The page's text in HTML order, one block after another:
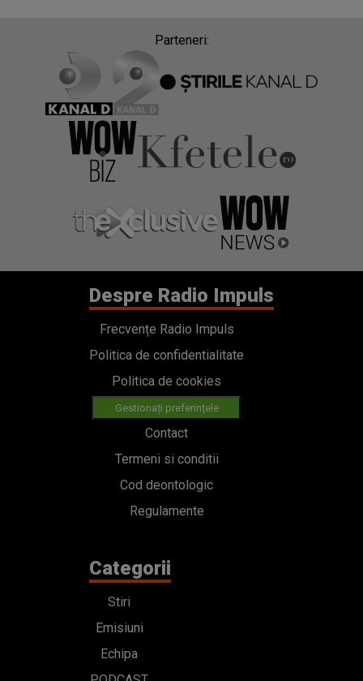
Parteneri:
Despre Radio Impuls
Frecvențe Radio Impuls
Politica de confidentialitate
Politica de cookies
Gestionați preferințele
Contact
Termeni si conditii
Cod deontologic
Regulamente
Categorii
Stiri
Emisiuni
Echipa